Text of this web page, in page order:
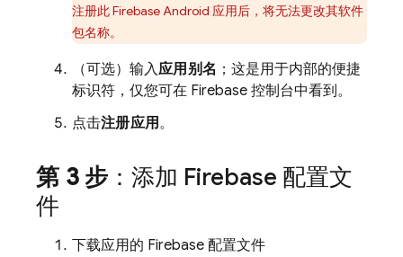
注册此 Firebase Android 应用后，将无法更改其软件
包名称。
（可选）输入应用别名 ；这是用于内部的便捷
标识符，仅您可在 Firebase 控制台中看到。
点击注册应用。
第 3 步 ：添加 Firebase 配置文
件
下载应用的 Firebase 配置文件